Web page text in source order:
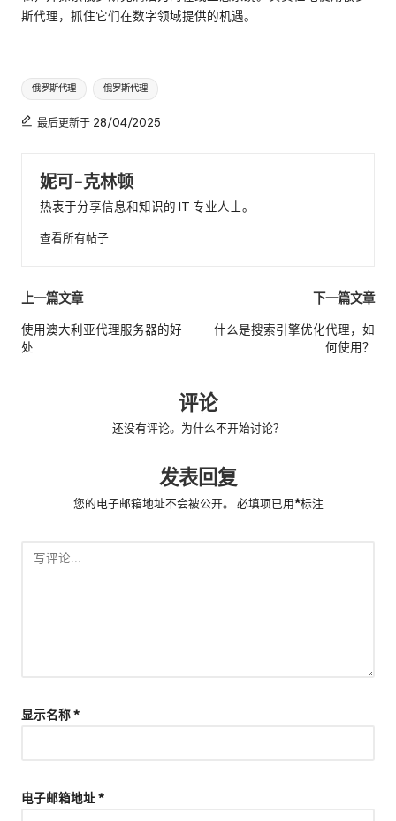
斯代理，抓住它们在数字领域提供的机遇。
标
签
俄罗斯代理 俄罗斯代理
最后更新于 28/04/2025
妮可-克林顿
热衷于分享信息和知识的 IT 专业人士。
查看所有帖子
邮
政
导
上一篇文章
使用澳大利亚代理服务器的好
处
下一篇文章
什么是搜索引擎优化代理，如
何使用？
评论
还没有评论。为什么不开始讨论？
发表回复
您的电子邮箱地址不会被公开。 必填项已用*标注
显示名称*
电子邮箱地址*